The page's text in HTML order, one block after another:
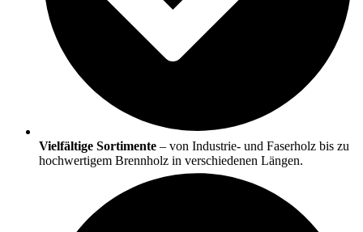
Vielfältige Sortimente – von Industrie- und Faserholz bis zu
hochwertigem Brennholz in verschiedenen Längen.